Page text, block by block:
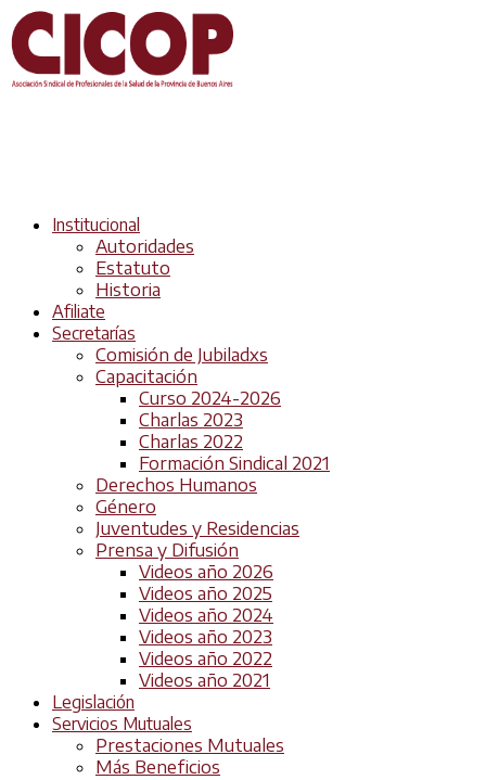
Institucional
Autoridades
Estatuto
Historia
Afiliate
Secretarías
Comisión de Jubiladxs
Capacitación
Curso 2024-2026
Charlas 2023
Charlas 2022
Formación Sindical 2021
Derechos Humanos
Género
Juventudes y Residencias
Prensa y Difusión
Videos año 2026
Videos año 2025
Videos año 2024
Videos año 2023
Videos año 2022
Videos año 2021
Legislación
Servicios Mutuales
Prestaciones Mutuales
Más Beneficios